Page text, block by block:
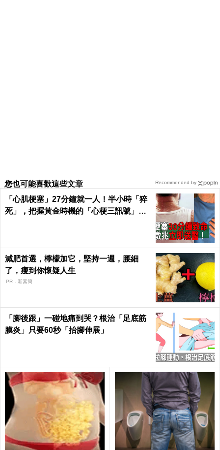
您也可能喜歡這些文章
「心肌梗塞」27分鐘就一人！半小時「猝
死」，把握黃金時機的「心梗三訊號」！
減肥首選，檸檬加它，堅持一週，腰細
了，瘦到你懷疑人生
PR．新素簡
「腳後跟」一碰地痛到哭？根治「足底筋
膜炎」只要60秒「抬腳伸展」
Recommended by